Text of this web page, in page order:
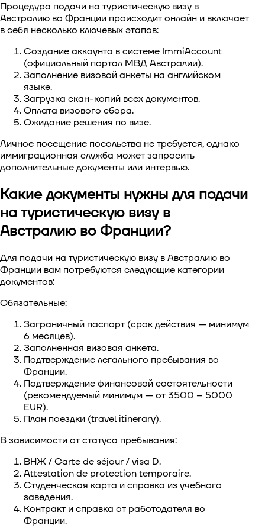
Процедура подачи на туристическую визу в
Австралию во Франции происходит онлайн и включает
в себя несколько ключевых этапов:
Создание аккаунта в системе ImmiAccount
(официальный портал МВД Австралии).
Заполнение визовой анкеты на английском
языке.
Загрузка скан-копий всех документов.
Оплата визового сбора.
Ожидание решения по визе.
Личное посещение посольства не требуется, однако
иммиграционная служба может запросить
дополнительные документы или интервью.
Какие документы нужны для подачи
на туристическую визу в
Австралию во Франции?
Для подачи на туристическую визу в Австралию во
Франции вам потребуются следующие категории
документов:
Обязательные:
Заграничный паспорт (срок действия — минимум
6 месяцев).
Заполненная визовая анкета.
Подтверждение легального пребывания во
Франции.
Подтверждение финансовой состоятельности
(рекомендуемый минимум — от 3500 – 5000
EUR).
План поездки (travel itinerary).
В зависимости от статуса пребывания:
ВНЖ / Carte de séjour / visa D.
Attestation de protection temporaire.
Студенческая карта и справка из учебного
заведения.
Контракт и справка от работодателя во
Франции.